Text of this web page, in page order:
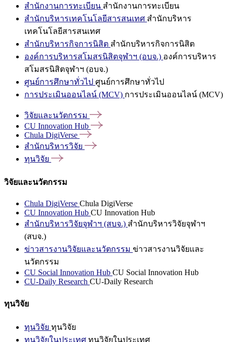
สำนักงานการทะเบียน สำนักงานการทะเบียน
สำนักบริหารเทคโนโลยีสารสนเทศ สำนักบริหาร
เทคโนโลยีสารสนเทศ
สำนักบริหารกิจการนิสิต สำนักบริหารกิจการนิสิต
องค์การบริหารสโมสรนิสิตจุฬาฯ (อบจ.) องค์การบริหาร
สโมสรนิสิตจุฬาฯ (อบจ.)
ศูนย์การศึกษาทั่วไป ศูนย์การศึกษาทั่วไป
การประเมินออนไลน์ (MCV) การประเมินออนไลน์ (MCV)
วิจัยและนวัตกรรม
CU Innovation Hub
Chula DigiVerse
สำนักบริหารวิจัย
ทุนวิจัย
วิจัยและนวัตกรรม
Chula DigiVerse Chula DigiVerse
CU Innovation Hub CU Innovation Hub
สำนักบริหารวิจัยจุฬาฯ (สบจ.) สำนักบริหารวิจัยจุฬาฯ
(สบจ.)
ข่าวสารงานวิจัยและนวัตกรรม ข่าวสารงานวิจัยและ
นวัตกรรม
CU Social Innovation Hub CU Social Innovation Hub
CU-Daily Research CU-Daily Research
ทุนวิจัย
ทุนวิจัย ทุนวิจัย
ทุนวิจัยในประเทศ ทุนวิจัยในประเทศ